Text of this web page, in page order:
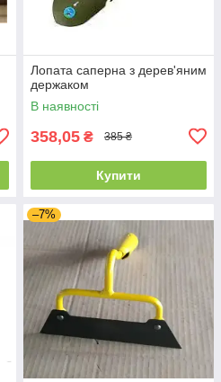
Лопата саперна з дерев'яним
держаком
В наявності
358,05 ₴ 385 ₴
Купити
–7%